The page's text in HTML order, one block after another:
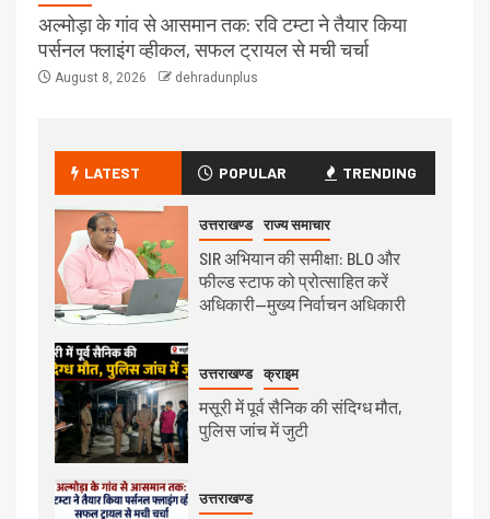
अल्मोड़ा के गांव से आसमान तक: रवि टम्टा ने तैयार किया
पर्सनल फ्लाइंग व्हीकल, सफल ट्रायल से मची चर्चा
August 8, 2026 dehradunplus
LATEST POPULAR TRENDING
उत्तराखण्ड राज्य समाचार
SIR अभियान की समीक्षा: BLO और
फील्ड स्टाफ को प्रोत्साहित करें
अधिकारी—मुख्य निर्वाचन अधिकारी
उत्तराखण्ड क्राइम
मसूरी में पूर्व सैनिक की संदिग्ध मौत,
पुलिस जांच में जुटी
उत्तराखण्ड